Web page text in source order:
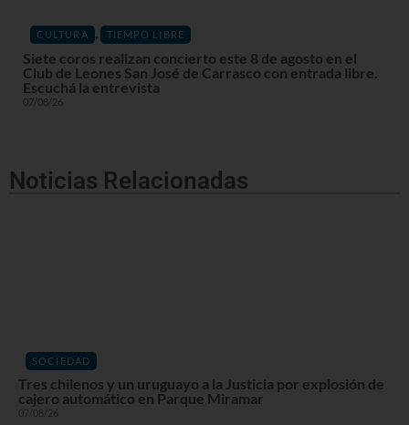
CULTURA , TIEMPO LIBRE
Siete coros realizan concierto este 8 de agosto en el
Club de Leones San José de Carrasco con entrada libre.
Escuchá la entrevista
07/08/26
Noticias Relacionadas
SOCIEDAD
Tres chilenos y un uruguayo a la Justicia por explosión de
cajero automático en Parque Miramar
07/08/26